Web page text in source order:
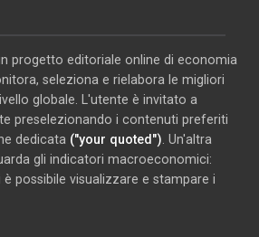
progetto editoriale online di economia
seleziona e rielabora le migliori
globale. L'utente è invitato a
preselezionando i contenuti preferiti
dedicata ("your quoted") . Un'altra
gli indicatori macroeconomici:
possibile visualizzare e stampare i